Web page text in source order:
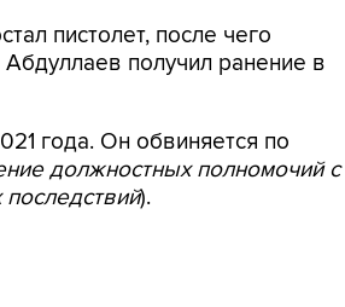
пистолет, после чего
получил ранение в
года. Он обвиняется по
должностных полномочий с
).